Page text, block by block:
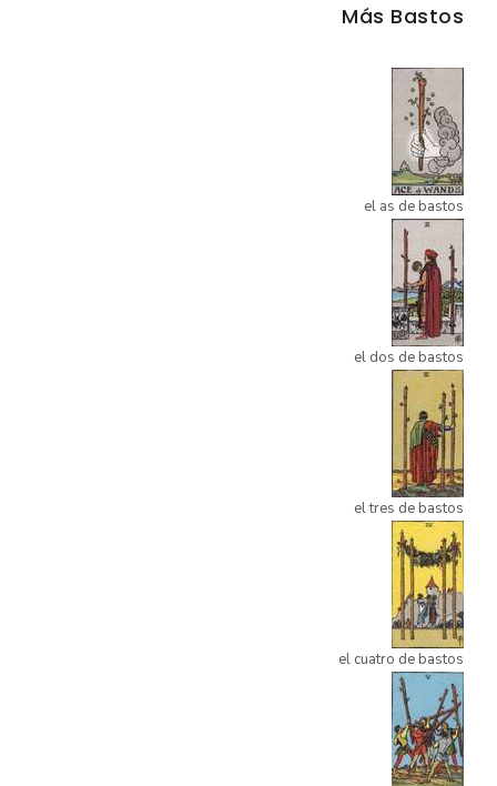
Más Bastos
el as de bastos
el dos de bastos
el tres de bastos
el cuatro de bastos